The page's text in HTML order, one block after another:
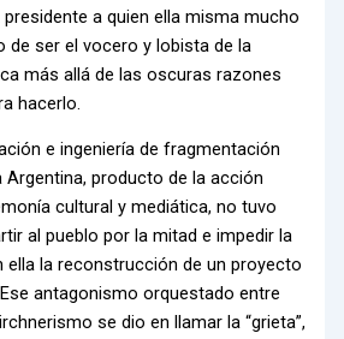
a quien ella misma mucho
de ser el vocero y lobista de la
más allá de las oscuras razones
hacerlo.
e ingeniería de fragmentación
Argentina, producto de la acción
cultural y mediática, no tuvo
al pueblo por la mitad e impedir la
ella la reconstrucción de un proyecto
antagonismo orquestado entre
se dio en llamar la “grieta”,